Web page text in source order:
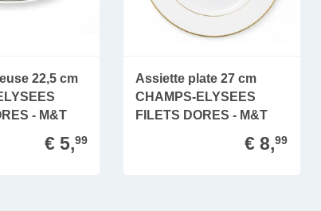
22,5 cm
- M&T
€ 5,99
Assiette plate 27 cm
CHAMPS-ELYSEES
FILETS DORES - M&T
€ 8,99